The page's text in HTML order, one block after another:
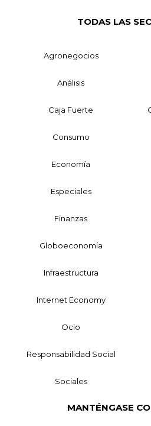
TODAS LAS
Agronegocios
Análisis
Caja Fuerte
Consumo
Economía
Especiales
Finanzas
Globoeconomía
Infraestructura
Internet Economy
Ocio
Responsabilidad Social
Sociales
MANTÉNGASE